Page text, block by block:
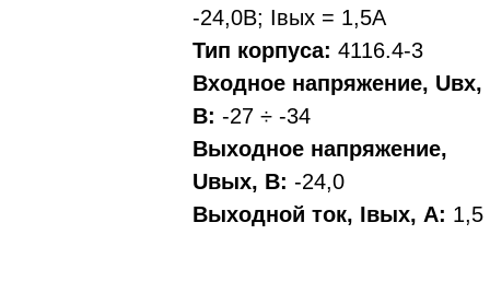
-24,0В; Iвых = 1,5А
Тип корпуса: 4116.4-3
Входное напряжение, Uвх,
В: -27 ÷ -34
Выходное напряжение,
Uвых, В: -24,0
Выходной ток, Iвых, A: 1,5